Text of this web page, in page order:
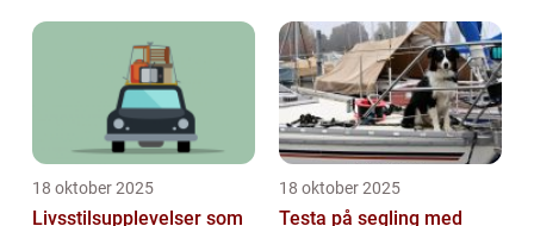
18 oktober 2025
Livsstilsupplevelser som
18 oktober 2025
Testa på segling med